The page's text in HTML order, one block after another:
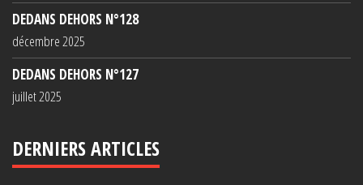
DEDANS DEHORS N°128
décembre 2025
DEDANS DEHORS N°127
juillet 2025
DERNIERS ARTICLES